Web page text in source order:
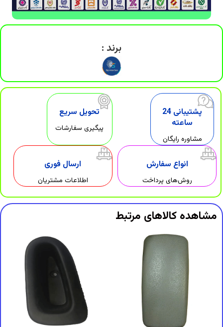
برند :
پشتیبانی 24
ساعته
مشاوره رایگان
تحویل سریع
پیگیری سفارشات
انواع سفارش
روش‌های پرداخت
ارسال فوری
اطلاعات مشتریان
مشاهده کالاهای مرتبط